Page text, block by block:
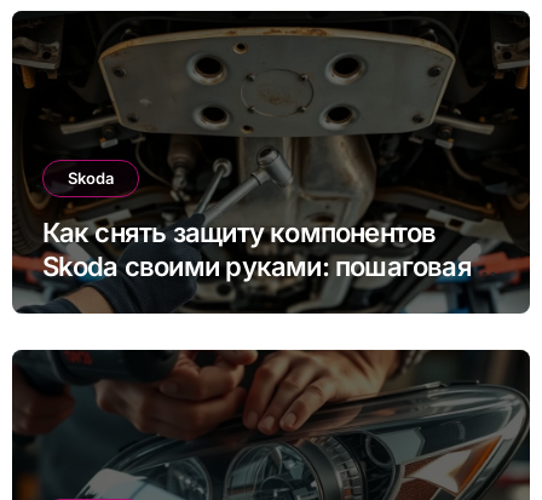
Skoda
Как снять защиту компонентов
Skoda своими руками: пошаговая
инструкция для Rapid, Octavia и